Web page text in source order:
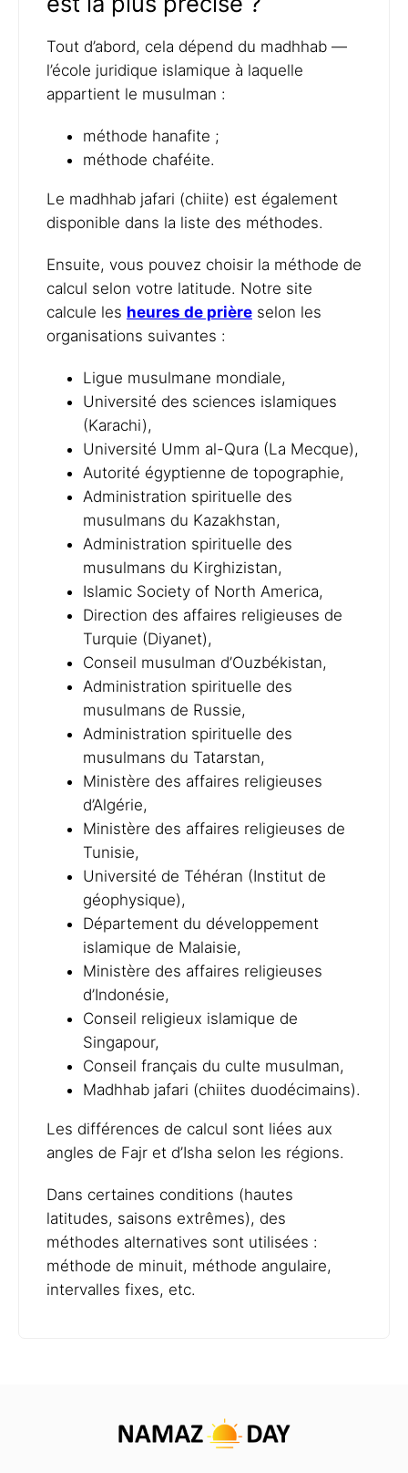
Tout d’abord, cela dépend du madhhab —
l’école juridique islamique à laquelle
appartient le musulman :
méthode hanafite ;
méthode chaféite.
Le madhhab jafari (chiite) est également
disponible dans la liste des méthodes.
Ensuite, vous pouvez choisir la méthode de
calcul selon votre latitude. Notre site
calcule les heures de prière selon les
organisations suivantes :
Ligue musulmane mondiale,
Université des sciences islamiques
(Karachi),
Université Umm al-Qura (La Mecque),
Autorité égyptienne de topographie,
Administration spirituelle des
musulmans du Kazakhstan,
Administration spirituelle des
musulmans du Kirghizistan,
Islamic Society of North America,
Direction des affaires religieuses de
Turquie (Diyanet),
Conseil musulman d’Ouzbékistan,
Administration spirituelle des
musulmans de Russie,
Administration spirituelle des
musulmans du Tatarstan,
Ministère des affaires religieuses
d’Algérie,
Ministère des affaires religieuses de
Tunisie,
Université de Téhéran (Institut de
géophysique),
Département du développement
islamique de Malaisie,
Ministère des affaires religieuses
d’Indonésie,
Conseil religieux islamique de
Singapour,
Conseil français du culte musulman,
Madhhab jafari (chiites duodécimains).
Les différences de calcul sont liées aux
angles de Fajr et d’Isha selon les régions.
Dans certaines conditions (hautes
latitudes, saisons extrêmes), des
méthodes alternatives sont utilisées :
méthode de minuit, méthode angulaire,
intervalles fixes, etc.